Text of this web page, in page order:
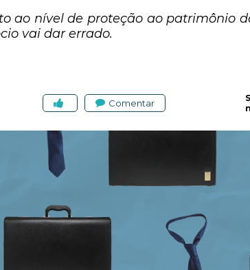
ao nível de proteção ao patrimônio
vai dar errado.
Comentar